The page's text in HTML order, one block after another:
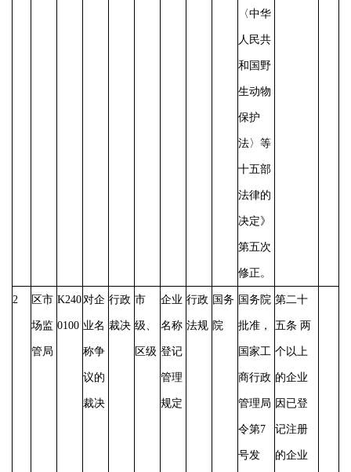
〈中华
人民共
和国野
生动物
保护
法〉等
十五部
法律的
决定》
第五次
修正。
2 区市
场监
管局
K240
0100
对企
业名
称争
议的
裁决
行政
裁决
市
级、
区级
企业
名称
登记
管理
规定
行政
法规
国务
院
国务院
批准，
国家工
商行政
管理局
令第7
号发
第二十
五条 两
个以上
的企业
因已登
记注册
的企业